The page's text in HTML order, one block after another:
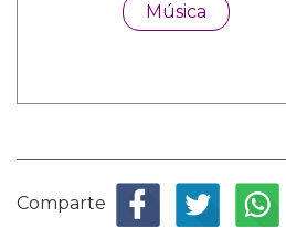
Música
Comparte